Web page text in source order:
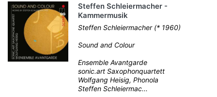
Steffen Schleiermacher -
Kammermusik
Steffen Schleiermacher (* 1960)
Sound and Colour
Ensemble Avantgarde
sonic.art Saxophonquartett
Wolfgang Heisig, Phonola
Steffen Schleiermac...